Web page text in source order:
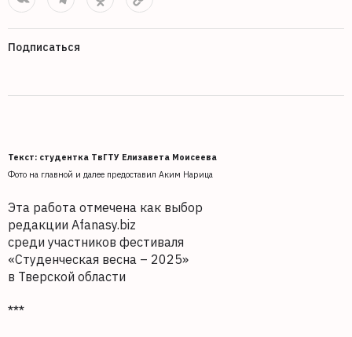
Подписаться
Текст: студентка ТвГТУ Елизавета Моисеева
Фото на главной и далее предоставил Аким Нарица
Эта работа отмечена как выбор
редакции Afanasy.biz
среди участников фестиваля
«Студенческая весна – 2025»
в Тверской области
***